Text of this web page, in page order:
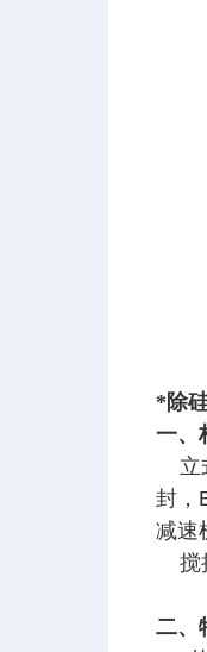
*除
一、
立
封，
减速
搅
二、